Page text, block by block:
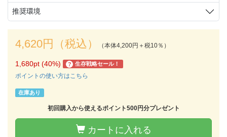
推奨環境
4,620円（税込） （本体4,200円＋税10％）
1,680pt (40%) ? 生存戦略セール！
ポイントの使い方はこちら
在庫あり
初回購入から使えるポイント500円分プレゼント
カートに入れる